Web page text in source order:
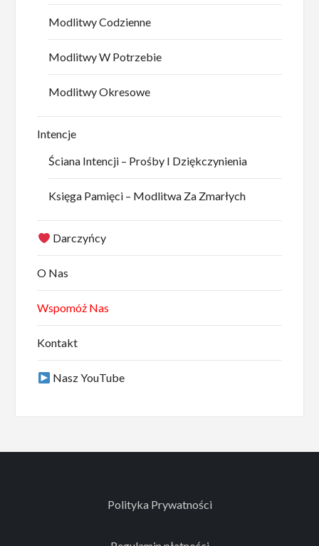
Modlitwy Codzienne
Modlitwy W Potrzebie
Modlitwy Okresowe
Intencje
Ściana Intencji – Prośby I Dziękczynienia
Księga Pamięci – Modlitwa Za Zmarłych
Darczyńcy
O Nas
Wspomóż Nas
Kontakt
Nasz YouTube
Polityka Prywatności